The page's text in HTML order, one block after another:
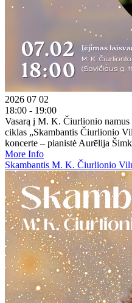
2026 07 02
18:00 - 19:00
Vasarą į M. K. Čiurlionio namus
ciklas „Skambantis Čiurlionio
koncerte – pianistė Aurēlija
More Info
Skambantis M. K. Čiurlionio